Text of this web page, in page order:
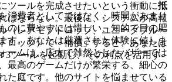
ツールを完成させたいという衝動に抵
ばならない。最後に、システムが高報
（レアモブドロップ、ユニークブルー
ロップ）で「補償」すると、あなたは
3ツールを起動し、その利点を活用す
消費者としてではなく、時間があまり
のに費やすには惜しい、知的で目の肥
す。あなたは厳選された体験に値しま
ームは、広大で雑然としたバザーでは
最高のゲームだけが繁栄する、細心の
た庭です。他のサイトを悩ませている